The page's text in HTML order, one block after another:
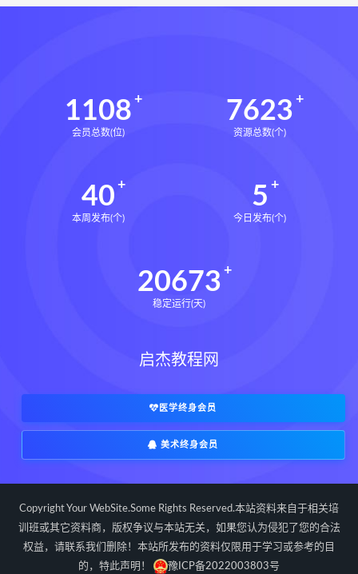
1108
会员总数(位)
7623
资源总数(个)
40
本周发布(个)
5
今日发布(个)
20673
稳定运行(天)
启杰教程网
医学终身会员
美术终身会员
Copyright Your WebSite.Some Rights Reserved.本站资料来自于相关培
训班或其它资料商，版权争议与本站无关，如果您认为侵犯了您的合法
权益，请联系我们删除！本站所发布的资料仅限用于学习或参考的目
的，特此声明！
豫ICP备2022003803号